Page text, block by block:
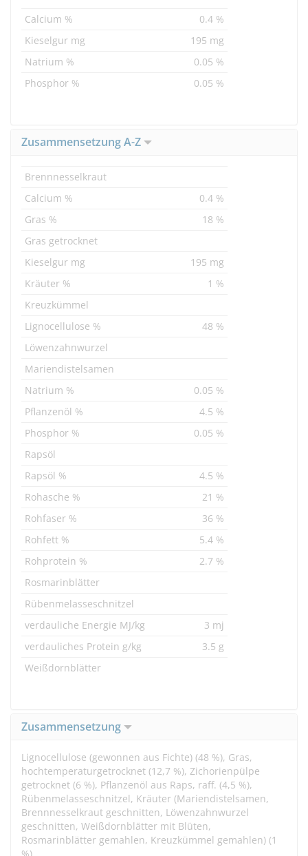
Calcium %
0.4 %
Kieselgur mg
195 mg
Natrium %
0.05 %
Phosphor %
0.05 %
Zusammensetzung A-Z
Brennnesselkraut
Calcium %
0.4 %
Gras %
18 %
Gras getrocknet
Kieselgur mg
195 mg
Kräuter %
1 %
Kreuzkümmel
Lignocellulose %
48 %
Löwenzahnwurzel
Mariendistelsamen
Natrium %
0.05 %
Pflanzenöl %
4.5 %
Phosphor %
0.05 %
Rapsöl
Rapsöl %
4.5 %
Rohasche %
21 %
Rohfaser %
36 %
Rohfett %
5.4 %
Rohprotein %
2.7 %
Rosmarinblätter
Rübenmelasseschnitzel
verdauliche Energie MJ/kg
3 mj
verdauliches Protein g/kg
3.5 g
Weißdornblätter
Zusammensetzung
Lignocellulose (gewonnen aus Fichte) (48 %), Gras,
hochtemperaturgetrocknet (12,7 %), Zichorienpülpe
getrocknet (6 %), Pflanzenöl aus Raps, raff. (4,5 %),
Rübenmelasseschnitzel, Kräuter (Mariendistelsamen,
Brennnesselkraut geschnitten, Löwenzahnwurzel
geschnitten, Weißdornblätter mit Blüten,
Rosmarinblätter gemahlen, Kreuzkümmel gemahlen) (1